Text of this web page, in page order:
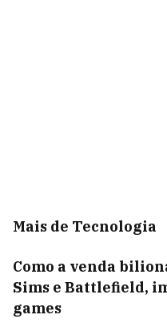
Mais de Tecnologia
Como a venda
Sims e Battlefield,
games